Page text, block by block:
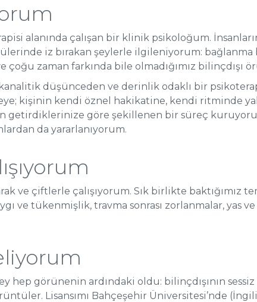
alanında çalışan bir klinik psikoloğum.
iz bırakan şeylerle ilgileniyorum:
çoğu zaman farkında bile olmadığımız bilinçdışı
düşünceden ve derinlik odaklı bir
kişinin kendi öznel hakikatine, kendi ritminde
getirdiklerinize göre şekillenen bir süreç
da yararlanıyorum.
ve çiftlerle çalışıyorum. Sık birlikte baktığımız
ve tükenmişlik, travma sonrası zorlanmalar, yas
hep görünenin ardındaki oldu: bilinçdışının
Lisansımı Bahçeşehir Üniversitesi’nde